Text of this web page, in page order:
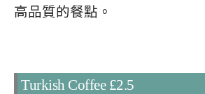
高品質的餐點。
Turkish Coffee £2.5